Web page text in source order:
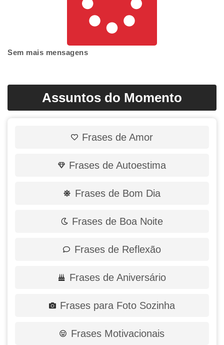
Sem mais mensagens
Assuntos do Momento
Frases de Amor
Frases de Autoestima
Frases de Bom Dia
Frases de Boa Noite
Frases de Reflexão
Frases de Aniversário
Frases para Foto Sozinha
Frases Motivacionais